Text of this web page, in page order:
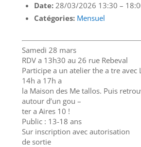
Date: 28/03/2026 13:30 –
Catégories: Mensuel
Samedi 28 mars
RDV a 13h30 au 26 rue Rebeval
Participe a un atelier the a tre avec
14h a 17h a
la Maison des Me tallos. Puis
autour d’un gou –
ter a Aires 10 !
Public : 13-18 ans
Sur inscription avec autorisation
de sortie